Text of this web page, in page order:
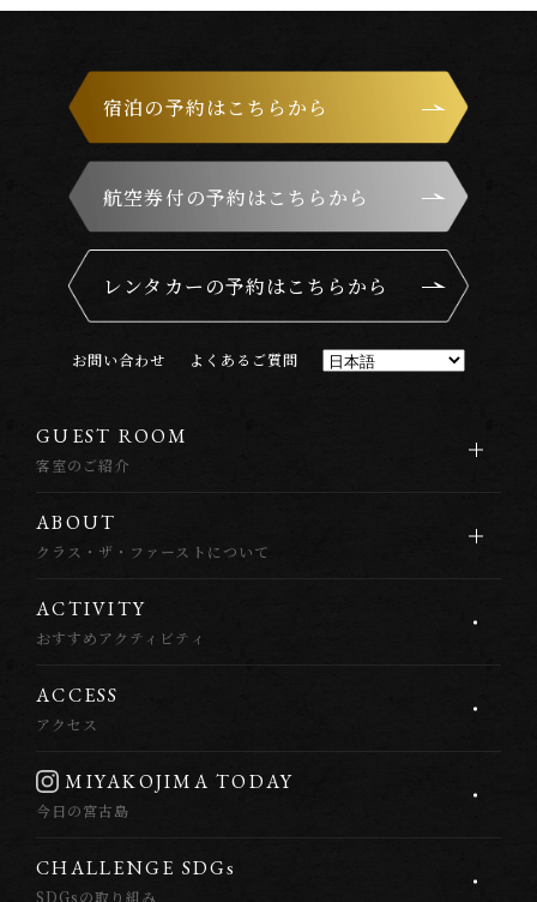
GUEST ROOM
客室のご紹介
ABOUT
クラス・ザ・ファーストについて
ACTIVITY
おすすめアクティビティ
ACCESS
アクセス
MIYAKOJIMA TODAY
今日の宮古島
CHALLENGE SDGs
SDGsの取り組み
宿泊の予約はこちらから
航空券付の予約はこちらから
レンタカーの予約はこちらから
お問い合わせ よ く あ る ご質問